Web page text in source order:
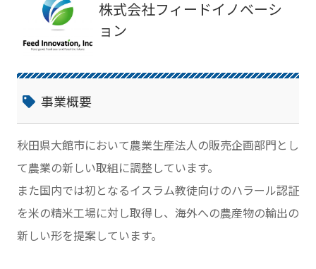
株式会社フィードイノベーシ
ョン
事業概要
秋田県大館市において農業生産法人の販売企画部門とし
て農業の新しい取組に調整しています。
また国内では初となるイスラム教徒向けのハラール認証
を米の精米工場に対し取得し、海外への農産物の輸出の
新しい形を提案しています。